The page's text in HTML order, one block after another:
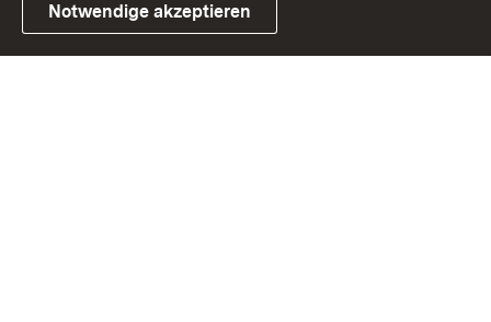
Link zum Landesportal
Notwendige akzeptieren